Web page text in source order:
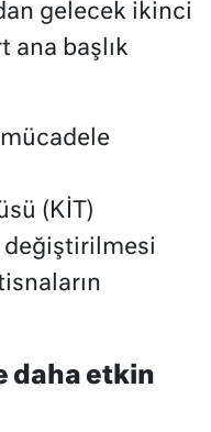
gelecek ikinci
ana başlık
mücadele
(KİT)
değiştirilmesi
daha etkin